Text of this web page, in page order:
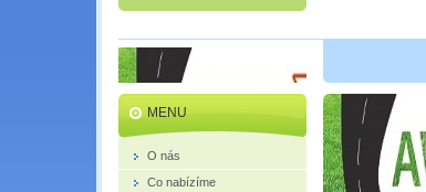
MENU
O nás
Co nabízíme